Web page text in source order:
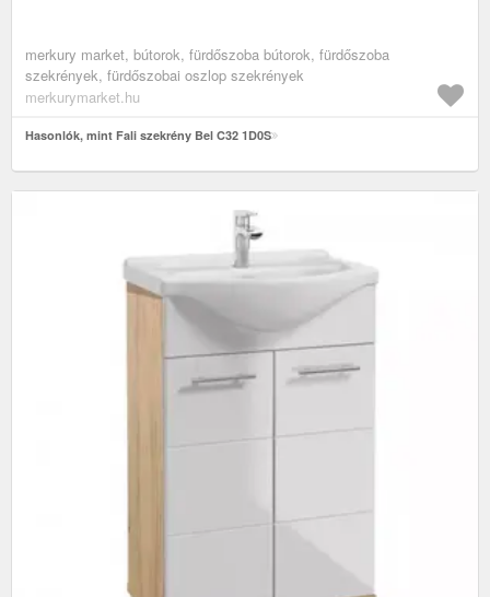
merkury market, bútorok, fürdőszoba bútorok, fürdőszoba
szekrények, fürdőszobai oszlop szekrények
merkurymarket.hu
Hasonlók, mint Fali szekrény Bel C32 1D0S